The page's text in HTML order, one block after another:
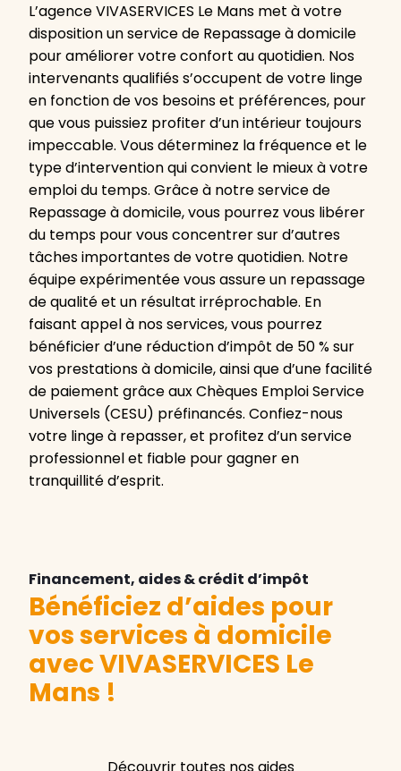
L’agence VIVASERVICES Le Mans met à votre
disposition un service de Repassage à domicile
pour améliorer votre confort au quotidien. Nos
intervenants qualifiés s’occupent de votre linge
en fonction de vos besoins et préférences, pour
que vous puissiez profiter d’un intérieur toujours
impeccable. Vous déterminez la fréquence et le
type d’intervention qui convient le mieux à votre
emploi du temps. Grâce à notre service de
Repassage à domicile, vous pourrez vous libérer
du temps pour vous concentrer sur d’autres
tâches importantes de votre quotidien. Notre
équipe expérimentée vous assure un repassage
de qualité et un résultat irréprochable. En
faisant appel à nos services, vous pourrez
bénéficier d’une réduction d’impôt de 50 % sur
vos prestations à domicile, ainsi que d’une facilité
de paiement grâce aux Chèques Emploi Service
Universels (CESU) préfinancés. Confiez-nous
votre linge à repasser, et profitez d’un service
professionnel et fiable pour gagner en
tranquillité d’esprit.
Financement, aides & crédit d’impôt
Bénéficiez d’aides pour
vos services à domicile
avec VIVASERVICES Le
Mans !